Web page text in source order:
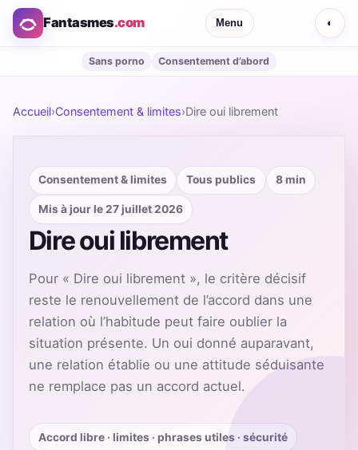
Fantasmes.com Menu ◐
Sans porno Consentement d’abord
Accueil›Consentement & limites›Dire oui librement
Consentement & limites Tous publics 8 min
Mis à jour le 27 juillet 2026
Dire oui librement
Pour « Dire oui librement », le critère décisif
reste le renouvellement de l’accord dans une
relation où l’habitude peut faire oublier la
situation présente. Un oui donné auparavant,
une relation établie ou une attitude séduisante
ne remplace pas un accord actuel.
Accord libre · limites · phrases utiles · sécurité